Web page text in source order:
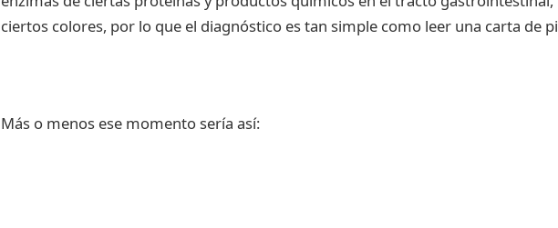
ciertos colores, por lo que el diagnóstico es tan simple como leer una carta de
Más o menos ese momento sería así: